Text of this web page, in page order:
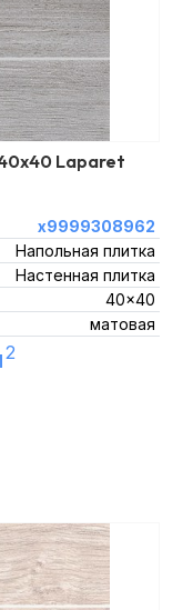
Laparet
х9999308962
Напольная плитка
Настенная плитка
40x40
матовая
2